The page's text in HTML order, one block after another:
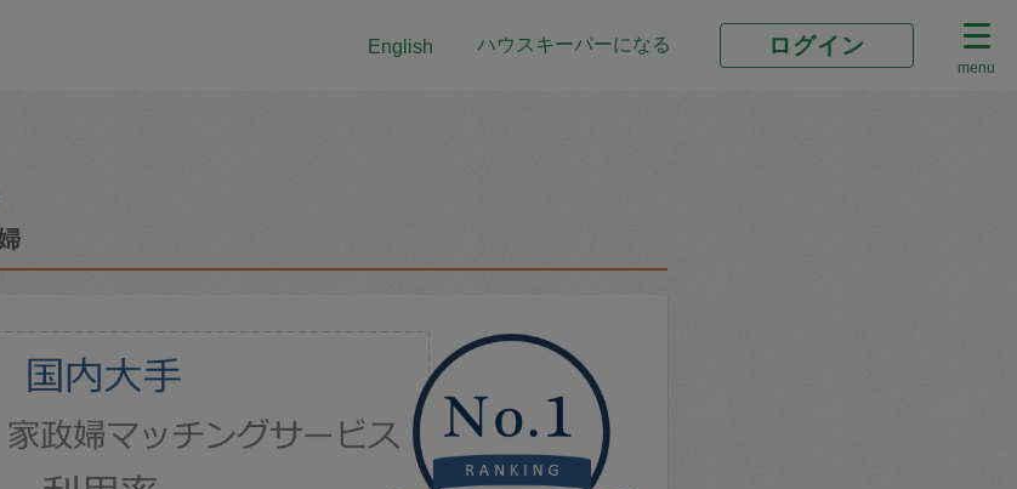
English ハウスキーパーになる ログイン
menu